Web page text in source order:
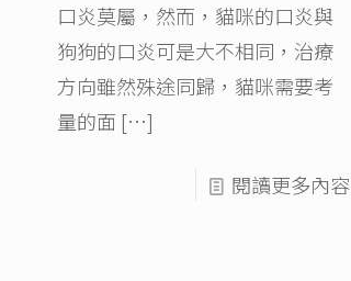
口炎莫屬，然而，貓咪的口炎與
狗狗的口炎可是大不相同，治療
方向雖然殊途同歸，貓咪需要考
量的面 […]
閱讀更多內容